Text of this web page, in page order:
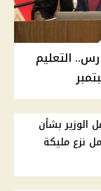
2027 في المدارس.. التعليم
الوزير بشأن
نزع مليكة